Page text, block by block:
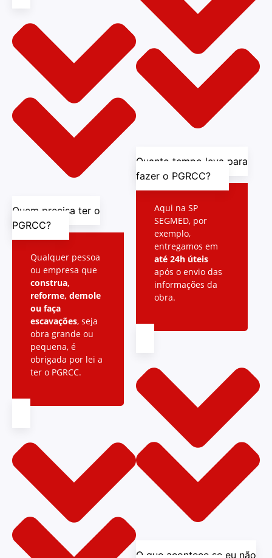
Quem precisa ter o
PGRCC?
Qualquer pessoa
ou empresa que
construa,
reforme, demole
ou faça
escavações, seja
obra grande ou
pequena, é
obrigada por lei a
ter o PGRCC.
Quanto tempo leva para
fazer o PGRCC?
Aqui na SP
SEGMED, por
exemplo,
entregamos em
até 24h úteis
após o envio das
informações da
obra.
O que acontece se eu não